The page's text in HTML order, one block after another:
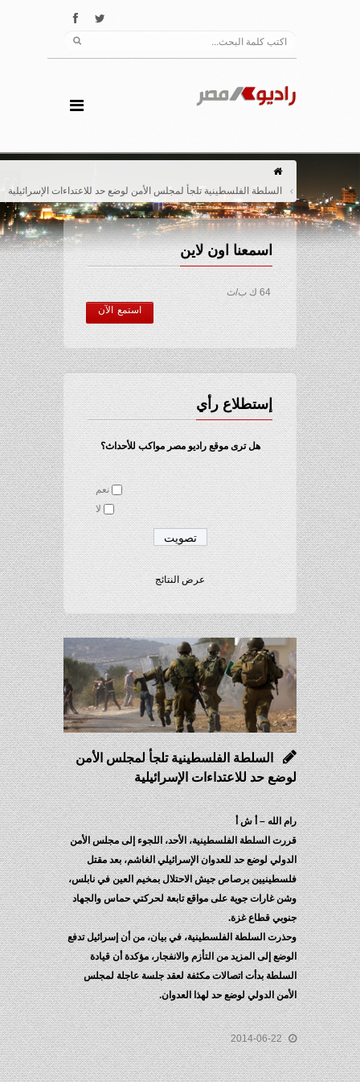
السلطة الفلسطينية تلجأ لمجلس الأمن لوضع حد للاعتداءات الإسرائيلية
اسمعنا اون لاين
64 ك ب/ث
استمع الآن
إستطلاع رأي
هل ترى موقع راديو مصر مواكب للأحداث؟
نعم
لا
عرض النتائج
السلطة الفلسطينية تلجأ لمجلس الأمن
لوضع حد للاعتداءات الإسرائيلية
رام الله – أ ش أ
قررت السلطة الفلسطينية، الأحد، اللجوء إلى مجلس الأمن
الدولي لوضع حد للعدوان الإسرائيلي الغاشم، بعد مقتل
فلسطينيين برصاص جيش الاحتلال بمخيم العين في نابلس،
وشن غارات جوية على مواقع تابعة لحركتي حماس والجهاد
جنوبي قطاع غزة.
وحذرت السلطة الفلسطينية، في بيان، من أن إسرائيل تدفع
الوضع إلى المزيد من التأزم والانفجار، مؤكدة أن قيادة
السلطة بدأت اتصالات مكثفة لعقد جلسة عاجلة لمجلس
الأمن الدولي لوضع حد لهذا العدوان.
2014-06-22